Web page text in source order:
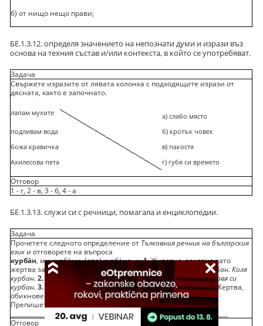
б) от нищо нещо прави;
БЕ.1.3.12. определя значението на непознати думи и изрази въз
основа на техния състав и/или контекста, в който се употребяват.
Задача
Свържете изразите от лявата колонка с подходящите изрази от
дясната, както е започнато.
лапам мухите
а) слабо място
подливам вода
б) кротък човек
божа кравичка
в) пакостя
Ахилесова пета
г) губя си времето
Отговор
1 - г, 2 - в, 3 - б, 4 - а
БЕ.1.3.13. служи си с речници, помагала и енциклопедии.
Задача
Прочетете следното определение от Тълковния речник на българския
език и отговорете на въпроса
курбàн ,мн.курбàни, (два) курбàна,м.1.Животно, заклано като
жертва за здраве (или в памет на някого); оброк.
Давам курбан. Коля
курбан.2. Гощавка с такова животно.Отивам на курбан. Правя си
курбан. 3. Ястие, което се приготвя в такъв случай.4.Прен.Жертва,
обикновено невинна.Ставам курбан за чужди интереси.
Препишете преносното значение на думатакурбàн.
__________________________________________________________________________
Отговор